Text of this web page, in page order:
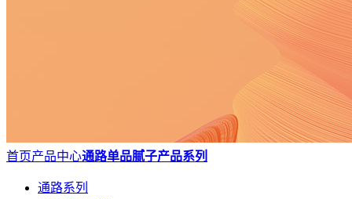
首页产品中心通路单品腻子产品系列
通路系列